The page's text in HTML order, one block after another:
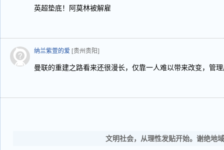
英超垫底！阿莫林被解雇
纳兰紫萱的爱 [贵州贵阳]
曼联的重建之路看来还很漫长，仅靠一人难以带来改变，管
文明社会，从理性发贴开始。谢绝地